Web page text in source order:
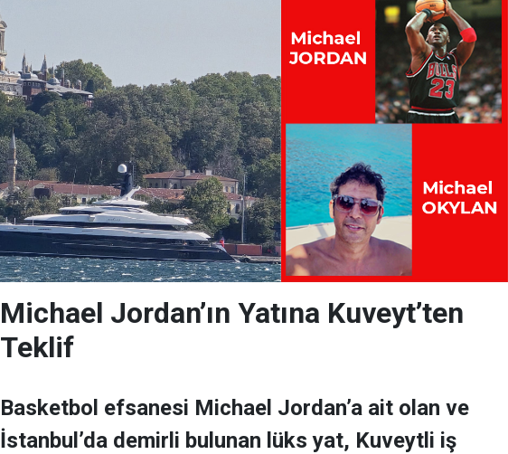
Michael Jordan’ın Yatına Kuveyt’ten
Teklif
Basketbol efsanesi Michael Jordan’a ait olan ve
İstanbul’da demirli bulunan lüks yat, Kuveytli iş